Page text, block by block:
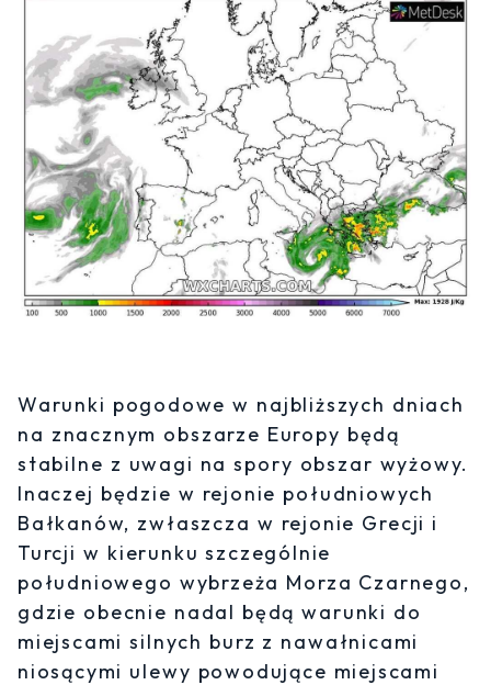
Warunki pogodowe w najbliższych dniach
na znacznym obszarze Europy będą
stabilne z uwagi na spory obszar wyżowy.
Inaczej będzie w rejonie południowych
Bałkanów, zwłaszcza w rejonie Grecji i
Turcji w kierunku szczególnie
południowego wybrzeża Morza Czarnego,
gdzie obecnie nadal będą warunki do
miejscami silnych burz z nawałnicami
niosącymi ulewy powodujące miejscami